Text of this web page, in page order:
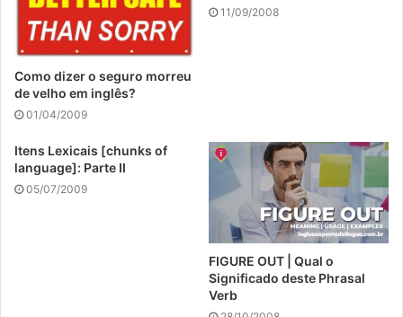
Como dizer o seguro morreu
de velho em inglês?
01/04/2009
11/09/2008
Itens Lexicais [chunks of
language]: Parte II
05/07/2009
FIGURE OUT | Qual o
Significado deste Phrasal
Verb